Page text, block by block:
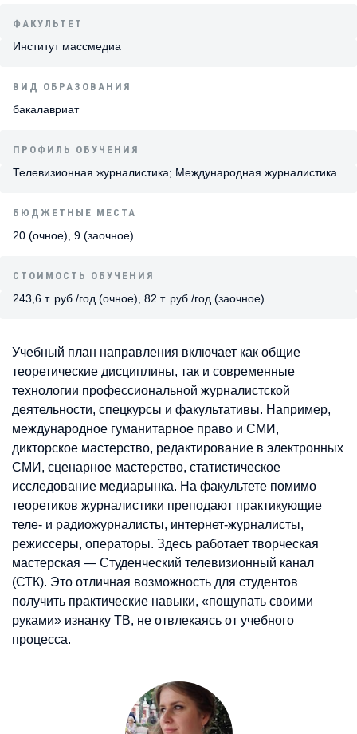
ФАКУЛЬТЕТ
Институт массмедиа
ВИД ОБРАЗОВАНИЯ
бакалавриат
ПРОФИЛЬ ОБУЧЕНИЯ
Телевизионная журналистика; Международная журналистика
БЮДЖЕТНЫЕ МЕСТА
20 (очное), 9 (заочное)
СТОИМОСТЬ ОБУЧЕНИЯ
243,6 т. руб./год (очное), 82 т. руб./год (заочное)
Учебный план направления включает как общие
теоретические дисциплины, так и современные
технологии профессиональной журналистской
деятельности, спецкурсы и факультативы. Например,
международное гуманитарное право и СМИ,
дикторское мастерство, редактирование в электронных
СМИ, сценарное мастерство, статистическое
исследование медиарынка. На факультете помимо
теоретиков журналистики преподают практикующие
теле- и радиожурналисты, интернет-журналисты,
режиссеры, операторы. Здесь работает творческая
мастерская — Студенческий телевизионный канал
(СТК). Это отличная возможность для студентов
получить практические навыки, «пощупать своими
руками» изнанку ТВ, не отвлекаясь от учебного
процесса.